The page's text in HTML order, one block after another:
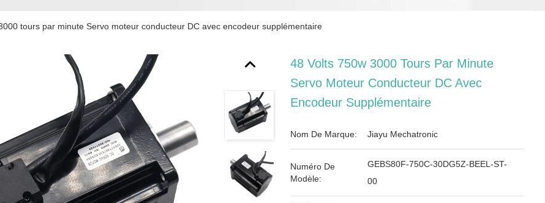
tours par minute Servo moteur conducteur DC avec encodeur supplémentaire
48 Volts 750w 3000 Tours Par Minute
Servo Moteur Conducteur DC Avec
Encodeur Supplémentaire
Nom De Marque: Jiayu Mechatronic
Numéro De
Modèle:
GEBS80F-750C-30DG5Z-BEEL-ST-
00